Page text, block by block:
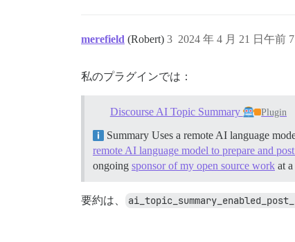
merefield (Robert) 2024 年 4 月 21 日午前
3
私のプラグインでは：
Discourse AI Topic Summary Plugin
Summary Uses a remote AI language
remote AI language model to prepare and
ongoing sponsor of my open source work at
要約は、